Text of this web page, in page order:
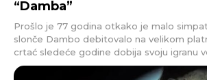
“Damba”
Prošlo je 77 godina otkako je malo
slonče Dambo debitovalo na velikom
crtać sledeće godine dobija svoju igranu